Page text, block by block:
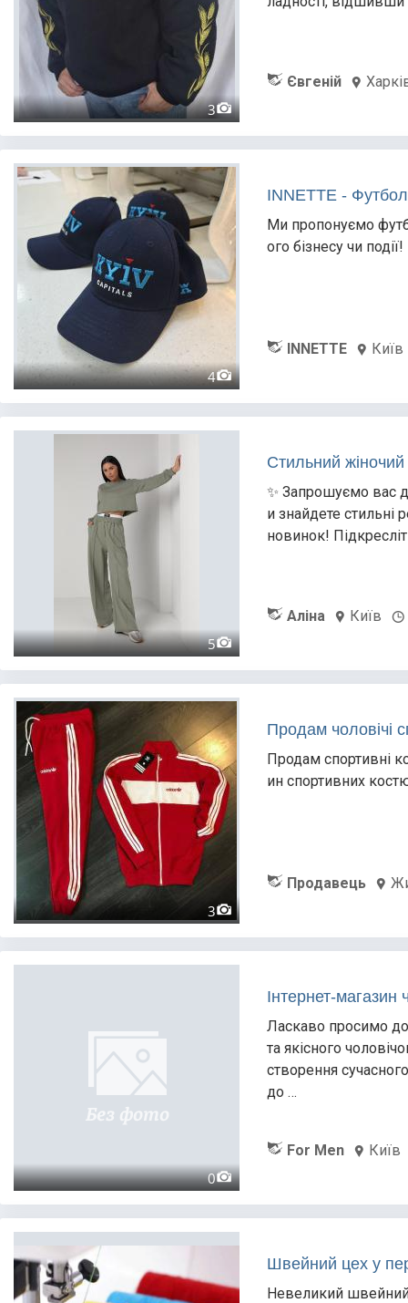
3
Євгеній
4
INNETTE -
Ми пропонуємо
ого бізнесу чи
INNETTE Київ
5
Стильний
✨ Запрошуємо вас
и знайдете стильні
новинок!
Аліна Київ
3
Продам чоловічі
Продам спортивні
ин спортивних
Продавець
0
Інтернет-магазин
Ласкаво просимо
та якісного
створення
до …
For Men Київ
Швейний цех у
Невеликий швейний